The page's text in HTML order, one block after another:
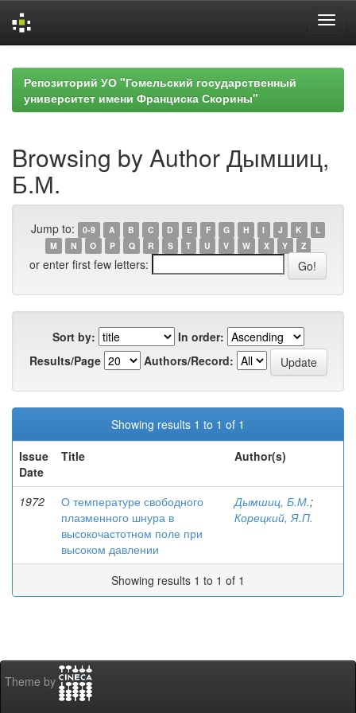
navigationРепозиторий УО "Гомельский государственный
университет имени Франциска Скорины"
Browsing by Author Дымшиц,
Б.М.
Jump to: 0-9 A B C D E F G H I J K
L
M
N O P Q R S T U V W X Y Z
or enter first few letters:
Sort by:
In order:
Results/Page
Authors/Record:
Showing results 1 to 1 of 1
Issue
Date
Title Author(s)
1972
О температуре свободного
плазменного шнура в
высокочастотном поле при
высоком давлении
Дымшиц, Б.М.;
Корецкий, Я.П.
Showing results 1 to 1 of 1
Theme by